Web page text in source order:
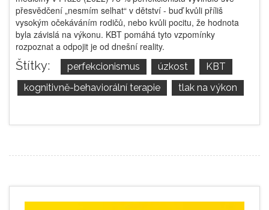
přesvědčení „nesmím selhat“ v dětství - buď kvůli příliš
vysokým očekáváním rodičů, nebo kvůli pocitu, že hodnota
byla závislá na výkonu. KBT pomáhá tyto vzpomínky
rozpoznat a odpojit je od dnešní reality.
Štítky: perfekcionismus úzkost
KBT
kognitivně-behaviorální terapie
tlak na výkon